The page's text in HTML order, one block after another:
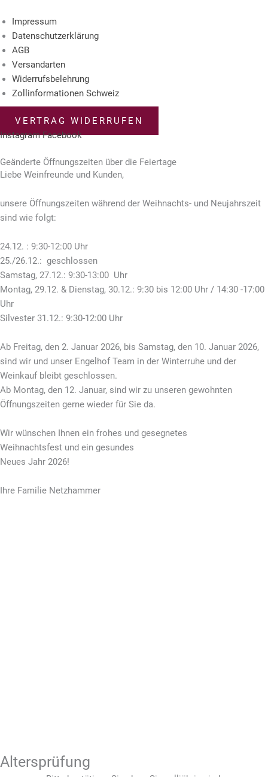
Impressum
Datenschutzerklärung
AGB
Versandarten
Widerrufsbelehrung
Zollinformationen Schweiz
VERTRAG WIDERRUFEN
Instagram Facebook
Geänderte Öffnungszeiten über die Feiertage
Liebe Weinfreunde und Kunden,
unsere Öffnungszeiten während der Weihnachts- und Neujahrszeit
sind wie folgt:
24.12. : 9:30-12:00 Uhr
25./26.12.: geschlossen
Samstag, 27.12.: 9:30-13:00 Uhr
Montag, 29.12. & Dienstag, 30.12.: 9:30 bis 12:00 Uhr / 14:30 -17:00
Uhr
Silvester 31.12.: 9:30-12:00 Uhr
Ab Freitag, den 2. Januar 2026, bis Samstag, den 10. Januar 2026,
sind wir und unser Engelhof Team in der Winterruhe und der
Weinkauf bleibt geschlossen.
Ab Montag, den 12. Januar, sind wir zu unseren gewohnten
Öffnungszeiten gerne wieder für Sie da.
Wir wünschen Ihnen ein frohes und gesegnetes
Weihnachtsfest und ein gesundes
Neues Jahr 2026!
Ihre Familie Netzhammer
Altersprüfung